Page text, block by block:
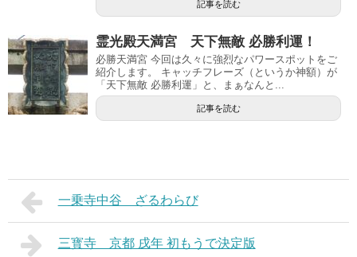
記事を読む
霊光殿天満宮 天下無敵 必勝利運！
必勝天満宮 今回は久々に強烈なパワースポットをご
紹介します。 キャッチフレーズ（というか神額）が
「天下無敵 必勝利運」と、まぁなんと...
記事を読む
一乗寺中谷 ざるわらび
三寳寺 京都 戌年 初もうで決定版